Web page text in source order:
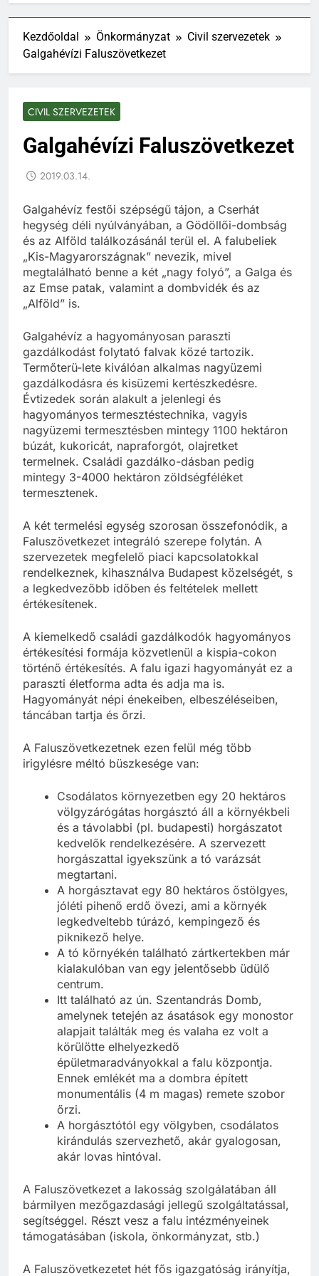
Kezdőoldal Önkormányzat
Civil szervezetek
Galgahévízi Faluszövetkezet
CIVIL SZERVEZETEK
Galgahévízi Faluszövetkezet
2019.03.14.
Galgahévíz festői szépségű tájon, a Cserhát
hegység déli nyúlványában, a Gödöllői-dombság
és az Alföld találkozásánál terül el. A falubeliek
„Kis-Magyarországnak” nevezik, mivel
megtalálható benne a két „nagy folyó”, a Galga és
az Emse patak, valamint a dombvidék és az
„Alföld” is.
Galgahévíz a hagyományosan paraszti
gazdálkodást folytató falvak közé tartozik.
Termőterü-lete kiválóan alkalmas nagyüzemi
gazdálkodásra és kisüzemi kertészkedésre.
Évtizedek során alakult a jelenlegi és
hagyományos termesztéstechnika, vagyis
nagyüzemi termesztésben mintegy 1100 hektáron
búzát, kukoricát, napraforgót, olajretket
termelnek. Családi gazdálko-dásban pedig
mintegy 3-4000 hektáron zöldségféléket
termesztenek.
A két termelési egység szorosan összefonódik, a
Faluszövetkezet integráló szerepe folytán. A
szervezetek megfelelő piaci kapcsolatokkal
rendelkeznek, kihasználva Budapest közelségét, s
a legkedvezőbb időben és feltételek mellett
értékesítenek.
A kiemelkedő családi gazdálkodók hagyományos
értékesítési formája közvetlenül a kispia-cokon
történő értékesítés. A falu igazi hagyományát ez a
paraszti életforma adta és adja ma is.
Hagyományát népi énekeiben, elbeszéléseiben,
táncában tartja és őrzi.
A Faluszövetkezetnek ezen felül még több
irigylésre méltó büszkesége van:
Csodálatos környezetben egy 20 hektáros
völgyzárógátas horgásztó áll a környékbeli
és a távolabbi (pl. budapesti) horgászatot
kedvelők rendelkezésére. A szervezett
horgászattal igyekszünk a tó varázsát
megtartani.
A horgásztavat egy 80 hektáros őstölgyes,
jóléti pihenő erdő övezi, ami a környék
legkedveltebb túrázó, kempingező és
piknikező helye.
A tó környékén található zártkertekben már
kialakulóban van egy jelentősebb üdülő
centrum.
Itt található az ún. Szentandrás Domb,
amelynek tetején az ásatások egy monostor
alapjait találták meg és valaha ez volt a
körülötte elhelyezkedő
épületmaradványokkal a falu központja.
Ennek emlékét ma a dombra épített
monumentális (4 m magas) remete szobor
őrzi.
A horgásztótól egy völgyben, csodálatos
kirándulás szervezhető, akár gyalogosan,
akár lovas hintóval.
A Faluszövetkezet a lakosság szolgálatában áll
bármilyen mezőgazdasági jellegű szolgáltatással,
segítséggel. Részt vesz a falu intézményeinek
támogatásában (iskola, önkormányzat, stb.)
A Faluszövetkezetet hét fős igazgatóság irányítja,